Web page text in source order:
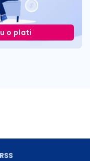
o plati
RSS